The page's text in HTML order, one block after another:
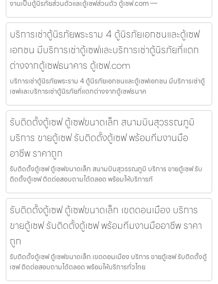
งานเป็นตู้นิรภัยส่วนตัวและตู้เซฟส่วนตัว ตู้เซฟ.com —
บริการเช่าตู้นิรภัยพระราม 4 ตู้นิรภัยเอกชนและตู้เซฟ
เอกชน มีบริการเช่าตู้เซฟและบริการเช่าตู้นิรภัยที่แตก
ต่างจากตู้เซฟธนาคาร ตู้เซฟ.com
บริการเช่าตู้นิรภัยพระราม 4 ตู้นิรภัยเอกชนและตู้เซฟเอกชน มีบริการเช่าตู้
เซฟและบริการเช่าตู้นิรภัยที่แตกต่างจากตู้เซฟธนาค
รับติดตั้งตู้เซฟ ตู้เซฟขนาดเล็ก สนามบินสุวรรณภูมิ
บริการ ขายตู้เซฟ รับติดตั้งตู้เซฟ พร้อมทีมงานมือ
อาชีพ ราคาถูก
รับติดตั้งตู้เซฟ ตู้เซฟขนาดเล็ก สนามบินสุวรรณภูมิ บริการ ขายตู้เซฟ รับ
ติดตั้งตู้เซฟ ติดต่อสอบถามได้ตลอด พร้อมให้บริการทั
รับติดตั้งตู้เซฟ ตู้เซฟขนาดเล็ก เขตดอนเมือง บริการ
ขายตู้เซฟ รับติดตั้งตู้เซฟ พร้อมทีมงานมืออาชีพ ราคา
ถูก
รับติดตั้งตู้เซฟ ตู้เซฟขนาดเล็ก เขตดอนเมือง บริการ ขายตู้เซฟ รับติดตั้งตู้
เซฟ ติดต่อสอบถามได้ตลอด พร้อมให้บริการทั่วไทย